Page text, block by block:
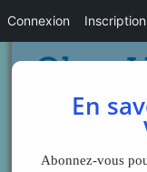
En
Abonnez-vous
Connexion Inscription